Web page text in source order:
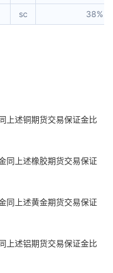
sc 38%
上述铜期货交易保证金比
同上述橡胶期货交易保证
同上述黄金期货交易保证
上述铝期货交易保证金比